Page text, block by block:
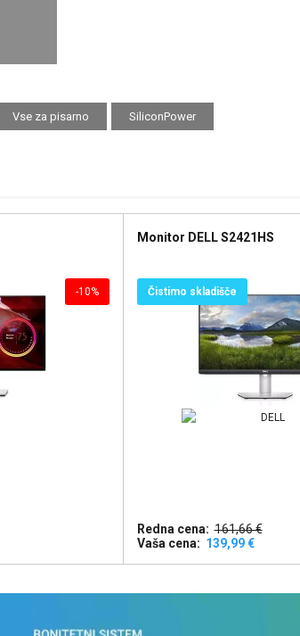
Vse za pisarno SiliconPower
-10%
Monitor DELL S2421HS
Čistimo skladišče
Redna cena: 161,66 €
Vaša cena: 139,99 €